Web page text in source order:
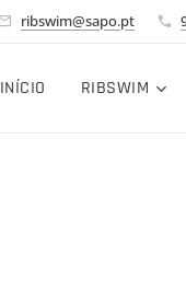
ribswim@sapo.pt
INÍCIO RIBSWIM